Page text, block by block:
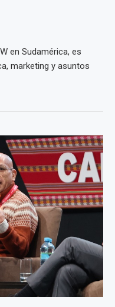
en Sudamérica, es
marketing y asuntos